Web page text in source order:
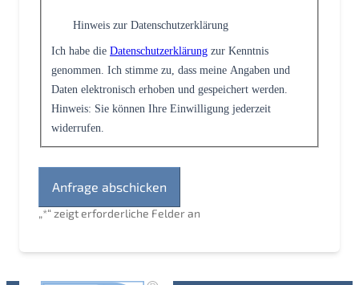
„*“ zeigt erforderliche Felder an
Hinweis zur Datenschutzerklärung
Ich habe die Datenschutzerklärung zur Kenntnis
genommen. Ich stimme zu, dass meine Angaben und
Daten elektronisch erhoben und gespeichert werden.
Hinweis: Sie können Ihre Einwilligung jederzeit
widerrufen.